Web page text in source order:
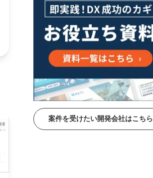
案件を受けたい開発会社はこちら